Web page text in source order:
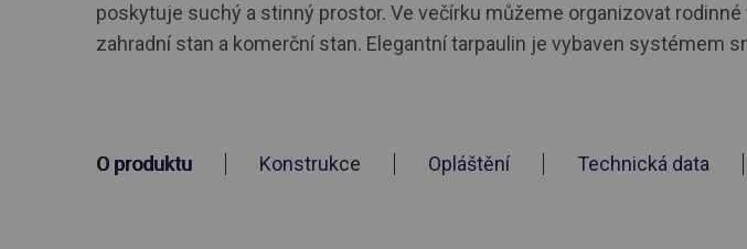
poskytuje suchý a stinný prostor. Ve večírku můžeme organizovat
zahradní stan a komerční stan. Elegantní tarpaulin je vybaven systémem
O produktu Konstrukce Opláštění Technická data